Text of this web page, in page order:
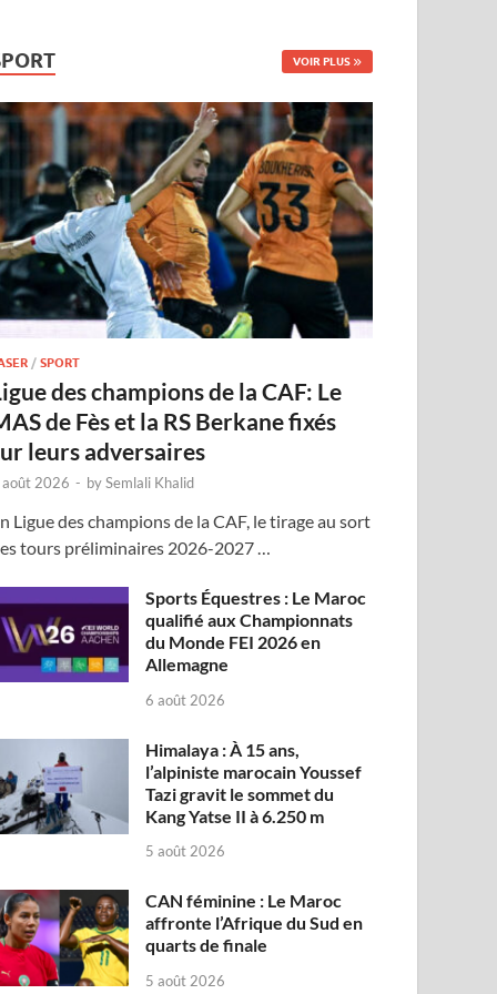
VOIR PLUS
/SPORT
des champions de la CAF: Le
de Fès et la RS Berkane fixés
leurs adversaires
2026 - bySemlali Khalid
Ligue des champions de la CAF, le tirage au sort
tours préliminaires 2026-2027 …
Sports Équestres : Le Maroc
qualifié aux Championnats
du Monde FEI 2026 en
Allemagne
6 août 2026
Himalaya : À 15 ans,
l’alpiniste marocain Youssef
Tazi gravit le sommet du
Kang Yatse II à 6.250 m
5 août 2026
CAN féminine : Le Maroc
affronte l’Afrique du Sud en
quarts de finale
5 août 2026